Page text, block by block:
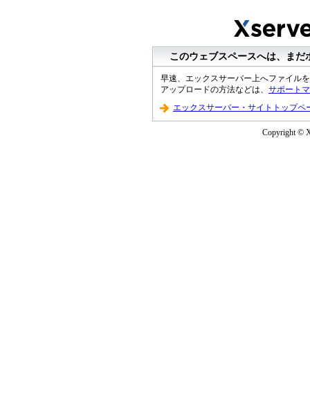
このウェブスペースへは、ま
早速、エックスサーバー上へファイル
アップロードの方法などは、 サポート
エックスサーバー・サイトトップペ
Copyright ©